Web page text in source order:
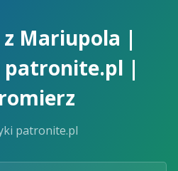
Mariupola |
|
patronite.pl